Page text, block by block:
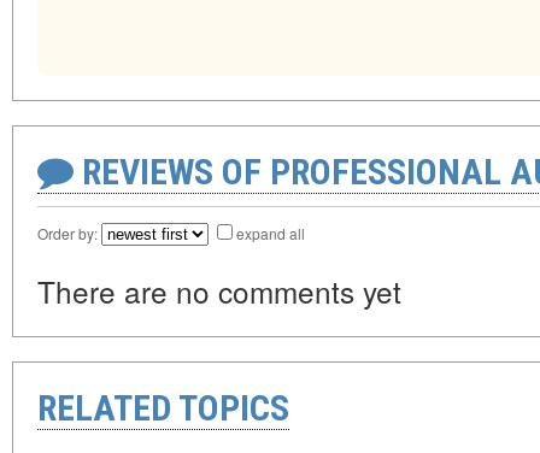
REVIEWS OF PROFESSIONAL
Order by: expand all
There are no comments yet
RELATED TOPICS